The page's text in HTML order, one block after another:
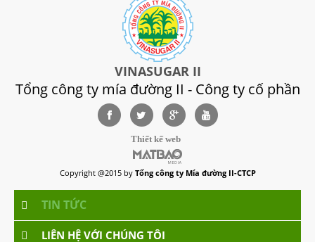
VINASUGAR II
Tổng công ty mía đường II - Công ty cố phần
Thiết kế web
Copyright @2015 by Tổng công ty Mía đường II-CTCP
TIN TỨC
LIÊN HỆ VỚI CHÚNG TÔI